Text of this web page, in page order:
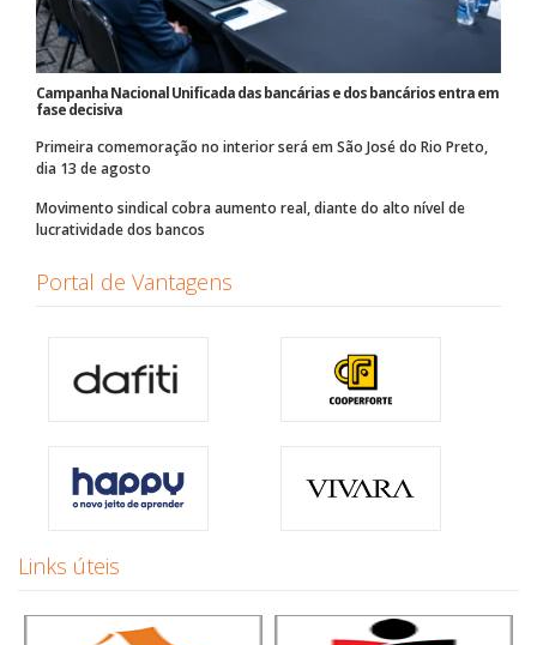
Campanha Nacional Unificada das bancárias e dos bancários entra em
fase decisiva
Primeira comemoração no interior será em São José do Rio Preto,
dia 13 de agosto
Movimento sindical cobra aumento real, diante do alto nível de
lucratividade dos bancos
Portal de Vantagens
Links úteis